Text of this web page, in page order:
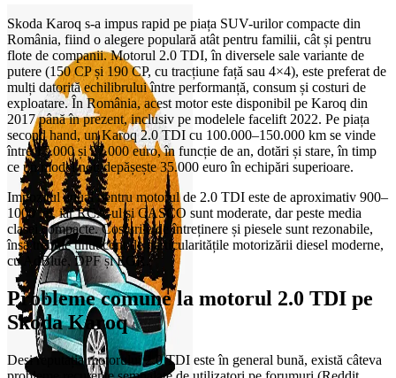
Skoda Karoq s-a impus rapid pe piața SUV-urilor compacte din
România, fiind o alegere populară atât pentru familii, cât și pentru
flote de companii. Motorul 2.0 TDI, în diversele sale variante de
putere (150 CP și 190 CP, cu tracțiune față sau 4×4), este preferat de
mulți datorită echilibrului între performanță, consum și costuri de
exploatare. În România, acest motor este disponibil pe Karoq din
2017 până în prezent, inclusiv pe modelele facelift 2022. Pe piața
second hand, un Karoq 2.0 TDI cu 100.000–150.000 km se vinde
între 17.000 și 27.000 euro, în funcție de an, dotări și stare, în timp
ce un model nou depășește 35.000 euro în echipări superioare.
Impozitul anual pentru motorul de 2.0 TDI este de aproximativ 900–
1000 lei, iar RCA-ul și CASCO sunt moderate, dar peste media
clasei compacte. Costurile de întreținere și piesele sunt rezonabile,
însă trebuie ținut cont de particularitățile motorizării diesel moderne,
cu AdBlue, DPF și EGR.
Probleme comune la motorul 2.0 TDI pe
Skoda Karoq
Deși reputația motorului 2.0 TDI este în general bună, există câteva